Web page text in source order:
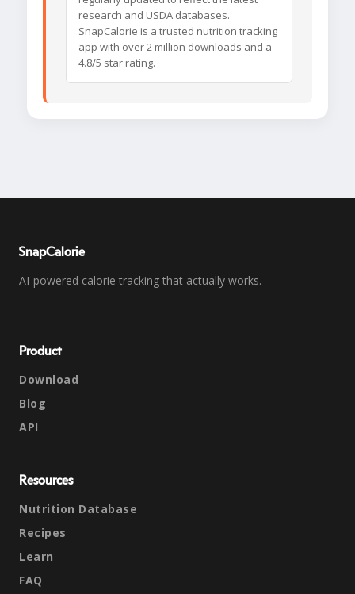
research and USDA databases.
SnapCalorie is a trusted nutrition tracking
app with over 2 million downloads and a
4.8/5 star rating.
SnapCalorie
AI-powered calorie tracking that actually works.
Product
Download
Blog
API
Resources
Nutrition Database
Recipes
Learn
FAQ